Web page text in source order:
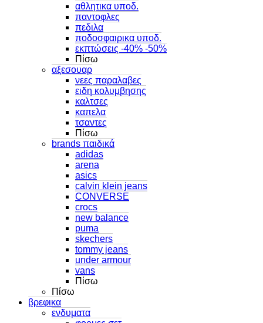
αθλητικα υποδ.
παντοφλες
πεδιλα
ποδοσφαιρικα υποδ.
εκπτώσεις -40% -50%
Πίσω
αξεσουαρ
νεες παραλαβες
ειδη κολυμβησης
καλτσες
καπελα
τσαντες
Πίσω
brands παιδικά
adidas
arena
asics
calvin klein jeans
CONVERSE
crocs
new balance
puma
skechers
tommy jeans
under armour
vans
Πίσω
Πίσω
βρεφικα
ενδυματα